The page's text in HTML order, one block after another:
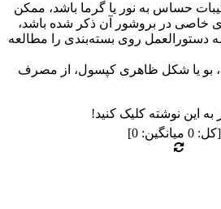
حساس به نور یا گرما باشد، ممکن
خاصی در بروشور آن ذکر شده باشد،
روی بسته‌بندی را مطالعه
بو یا شکل ظاهری کپسول، از مصرف
به این نوشته کلیک کنید!
[کل:0 میانگین:0
]